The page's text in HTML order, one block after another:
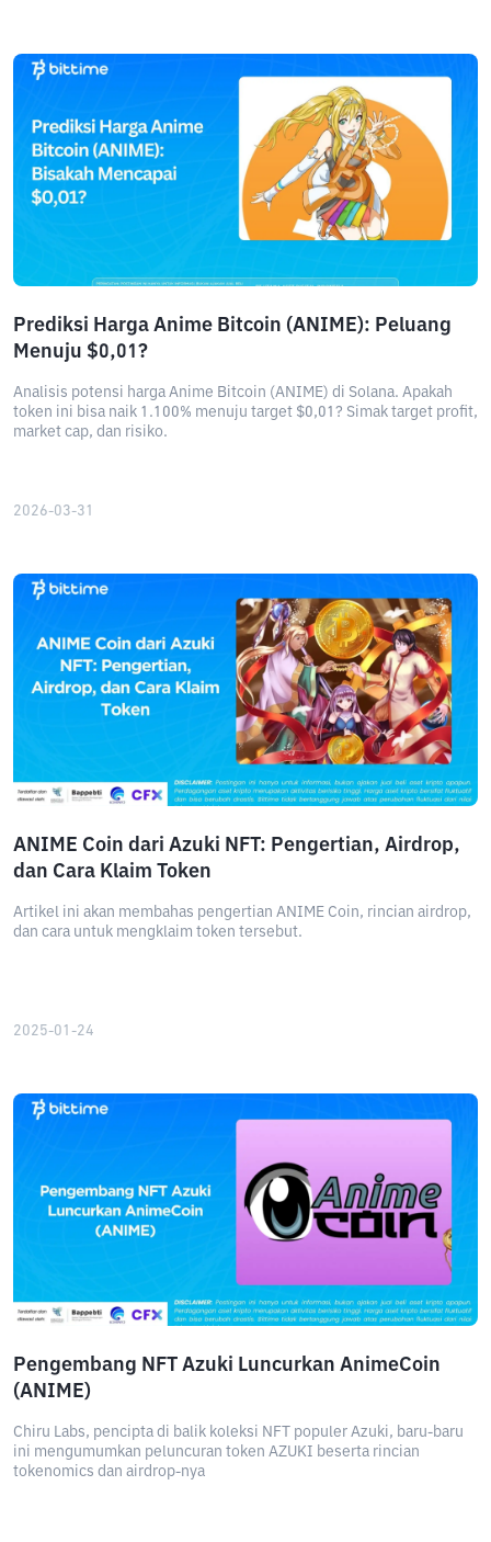
Prediksi Harga Anime Bitcoin (ANIME): Peluang
Menuju $0,01?
Analisis potensi harga Anime Bitcoin (ANIME) di Solana. Apakah
token ini bisa naik 1.100% menuju target $0,01? Simak target profit,
market cap, dan risiko.
2026-03-31
ANIME Coin dari Azuki NFT: Pengertian, Airdrop,
dan Cara Klaim Token
Artikel ini akan membahas pengertian ANIME Coin, rincian airdrop,
dan cara untuk mengklaim token tersebut.
2025-01-24
Pengembang NFT Azuki Luncurkan AnimeCoin
(ANIME)
Chiru Labs, pencipta di balik koleksi NFT populer Azuki, baru-baru
ini mengumumkan peluncuran token AZUKI beserta rincian
tokenomics dan airdrop-nya